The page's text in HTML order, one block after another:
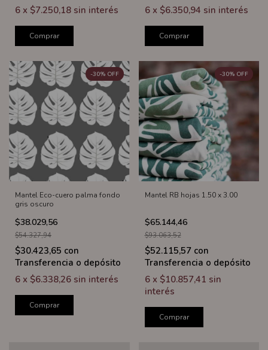
6 x $7.250,18 sin interés
Comprar
6 x $6.350,94 sin interés
Comprar
Mantel Eco-cuero palma fondo
gris oscuro
$38.029,56
-30% OFF
$54.327,94
$30.423,65 con
Transferencia o depósito
6 x $6.338,26 sin interés
Comprar
Mantel RB hojas 1.50 x 3.00
$65.144,46
-30% OFF
$93.063,52
$52.115,57 con
Transferencia o depósito
6 x $10.857,41 sin
interés
Comprar